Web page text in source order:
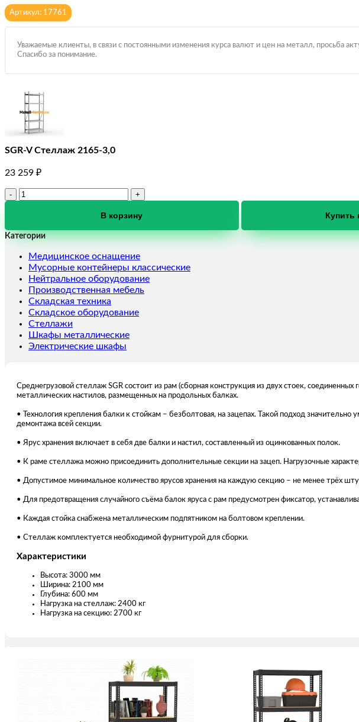
Артикул: 17761
Уважаемые клиенты, в связи с постоянными изменения курса валют и цен на металл, просьба
Спасибо за понимание.
SGR-V Стеллаж 2165-3,0
23 259 ₽
Количество
Стеллаж
3,0
В корзину Купить
Категории
Медицинское оснащение
Мусорные контейнеры классические
Нейтральное оборудование
Производственная мебель
Складская техника
Складское оборудование
Стеллажи
Шкафы металлические
Электрические шкафы
Среднегрузовой стеллаж SGR состоит из рам (сборная конструкция из двух стоек,
металлических настилов, размещенных на продольных балках.
• Технология крепления балки к стойкам – безболтовая, на зацепах. Такой подход
демонтажа всей секции.
• Ярус хранения включает в себя две балки и настил, составленный из оцинкованных полок.
• К раме стеллажа можно присоединить дополнительные секции на зацеп. Нагрузочные
• Допустимое минимальное количество ярусов хранения на каждую секцию – не менее трёх
• Для предотвращения случайного съёма балок яруса с рам предусмотрен фиксатор,
• Каждая стойка снабжена металлическим подпятником на болтовом креплении.
• Стеллаж комплектуется необходимой фурнитурой для сборки.
Характеристики
Высота: 3000 мм
Ширина: 2100 мм
Глубина: 600 мм
Нагрузка на стеллаж: 2400 кг
Нагрузка на секцию: 2700 кг